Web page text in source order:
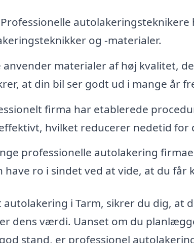
Professionelle
og -materialer.
anvender materialer af høj kvalitet,
at din bil ser godt ud i mange år
firma har etablerede
hvilket reducerer nedetid for
professionelle autolakering
have ro i sindet ved at vide, at du får
i Tarm, sikrer du dig, at
dens værdi. Uanset om du
stand, er professionel